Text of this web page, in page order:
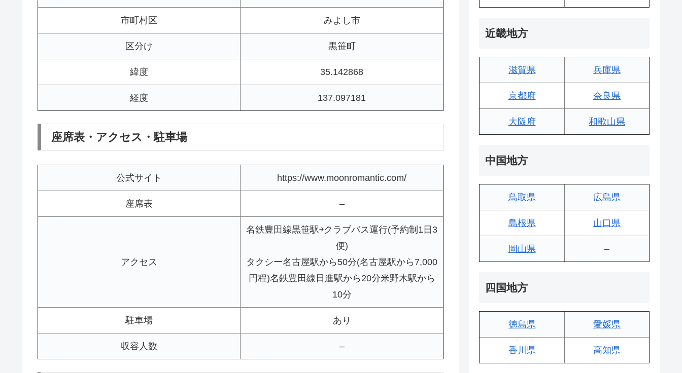
市町村区 みよし市
区分け 黒笹町
緯度 35.142868
経度 137.097181
座席表・アクセス・駐車場
公式サイト https://www.moonromantic.com/
座席表 –
アクセス
名鉄豊田線黒笹駅￫クラブバス運行(予約制1日3
便)
タクシー名古屋駅から50分(名古屋駅から7,000
円程)名鉄豊田線日進駅から20分米野木駅から
10分
駐車場 あり
収容人数 –
近畿地方
滋賀県 兵庫県
京都府 奈良県
大阪府 和歌山県
中国地方
鳥取県 広島県
島根県 山口県
岡山県 –
四国地方
徳島県 愛媛県
香川県 高知県